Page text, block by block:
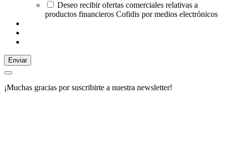
Deseo recibir ofertas comerciales relativas a
productos financieros Cofidis por medios electrónicos
Enviar
¡Muchas gracias por suscribirte a nuestra newsletter!